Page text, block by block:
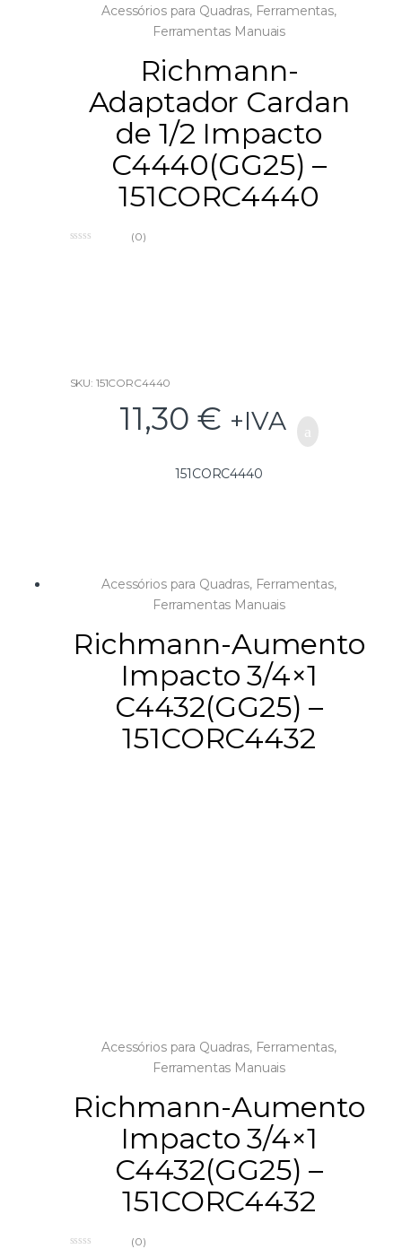
Acessórios para Quadras, Ferramentas,
Ferramentas Manuais
Richmann-
Adaptador Cardan
de 1/2 Impacto
C4440(GG25) –
151CORC4440
(0)
SKU: 151CORC4440
11,30 € +IVA
151CORC4440
Acessórios para Quadras, Ferramentas,
Ferramentas Manuais
Richmann-Aumento
Impacto 3/4×1
C4432(GG25) –
151CORC4432
Acessórios para Quadras, Ferramentas,
Ferramentas Manuais
Richmann-Aumento
Impacto 3/4×1
C4432(GG25) –
151CORC4432
(0)